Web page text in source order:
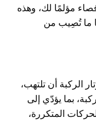
مؤلمًا لك، وهذه
ما تُصِيب من
الركبة أن تلتهب،
بما يؤدّي إلى
المتكررة،